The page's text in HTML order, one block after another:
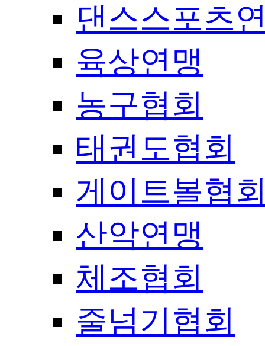
댄스스포츠
육상연맹
농구협회
태권도협회
게이트볼협
산악연맹
체조협회
줄넘기협회